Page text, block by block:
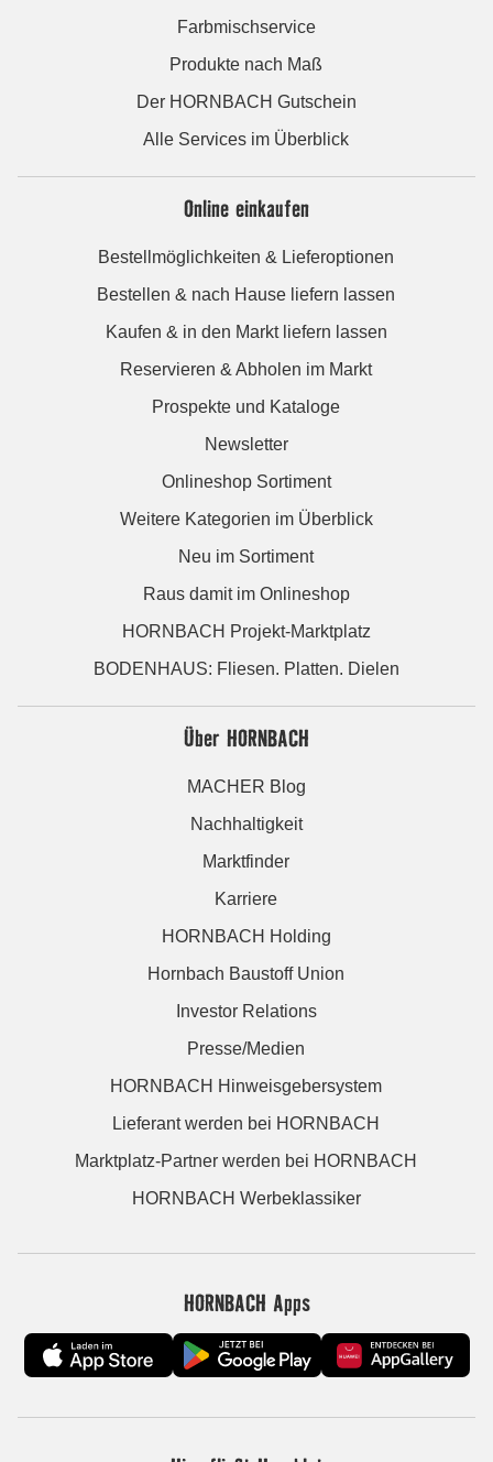
Farbmischservice
Produkte nach Maß
Der HORNBACH Gutschein
Alle Services im Überblick
Online einkaufen
Bestellmöglichkeiten & Lieferoptionen
Bestellen & nach Hause liefern lassen
Kaufen & in den Markt liefern lassen
Reservieren & Abholen im Markt
Prospekte und Kataloge
Newsletter
Onlineshop Sortiment
Weitere Kategorien im Überblick
Neu im Sortiment
Raus damit im Onlineshop
HORNBACH Projekt-Marktplatz
BODENHAUS: Fliesen. Platten. Dielen
Über HORNBACH
MACHER Blog
Nachhaltigkeit
Marktfinder
Karriere
HORNBACH Holding
Hornbach Baustoff Union
Investor Relations
Presse/Medien
HORNBACH Hinweisgebersystem
Lieferant werden bei HORNBACH
Marktplatz-Partner werden bei HORNBACH
HORNBACH Werbeklassiker
HORNBACH Apps